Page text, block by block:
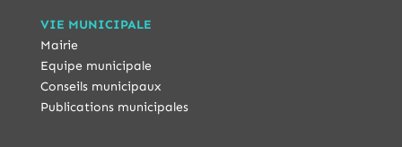
VIE MUNICIPALE
Mairie
Equipe municipale
Conseils municipaux
Publications municipales